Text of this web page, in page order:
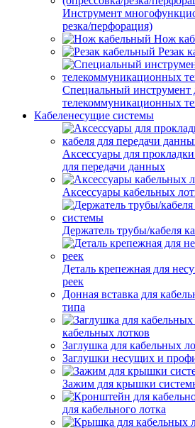
Инструмент
резка/перфорация)
Нож
Резак
Специальный инструмент
телекоммуникационных
Кабеленесущие системы
Аксессуары для
для передачи данных
Аксессуары кабельных
Держатель трубы/кабеля
Деталь крепежная для
реек
Донная вставка для
типа
кабельных лотков
Заглушка для кабельных
Заглушки несущих и
Зажим для крышки
для кабельного лотка